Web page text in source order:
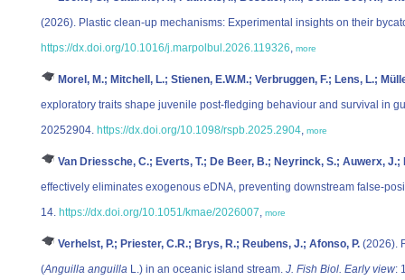
(2026). Plastic clean-up mechanisms: Experimental insights on their
https://dx.doi.org/10.1016/j.marpolbul.2026.119326, more
Morel, M.; Mitchell, L.; Stienen, E.W.M.; Verbruggen, F.; Lens, L.;
exploratory traits shape juvenile post-fledging behaviour and survival in
20252904. https://dx.doi.org/10.1098/rspb.2025.2904, more
Van Driessche, C.; Everts, T.; De Beer, B.; Neyrinck, S.; Auwerx, J.;
effectively eliminates exogenous eDNA, preventing downstream false-
14. https://dx.doi.org/10.1051/kmae/2026007, more
Verhelst, P.; Priester, C.R.; Brys, R.; Reubens, J.; Afonso, P. (2026).
(Anguilla anguilla L.) in an oceanic island stream. J. Fish Biol. Early view: